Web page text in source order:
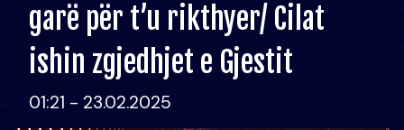
garë për t’u rikthyer/ Cilat
ishin zgjedhjet e Gjestit
01:21 - 23.02.2025